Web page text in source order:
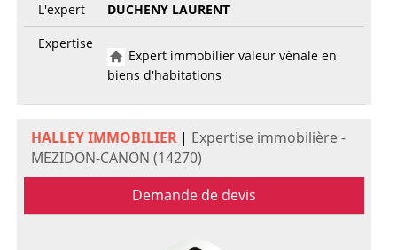
L'expert
DUCHENY LAURENT
Expertise
Expert immobilier valeur vénale en
biens d'habitations
HALLEY IMMOBILIER| Expertise immobilière -
MEZIDON-CANON (14270)
Demande de devis